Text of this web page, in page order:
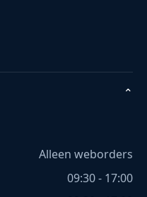
⌄
Alleen weborders
09:30 - 17:00